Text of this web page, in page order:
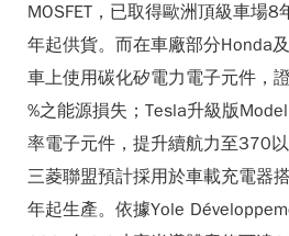
MOSFET，已取得歐洲頂級車場
年起供貨。而在車廠部分Honda
車上使用碳化矽電力電子元件，
%之能源損失；Tesla升級版
率電子元件，提升續航力至370
三菱聯盟預計採用於車載充電器
年起生產。依據Yole